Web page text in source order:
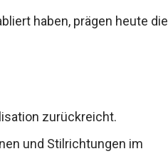
haben, prägen heute die
zurückreicht.
und Stilrichtungen im